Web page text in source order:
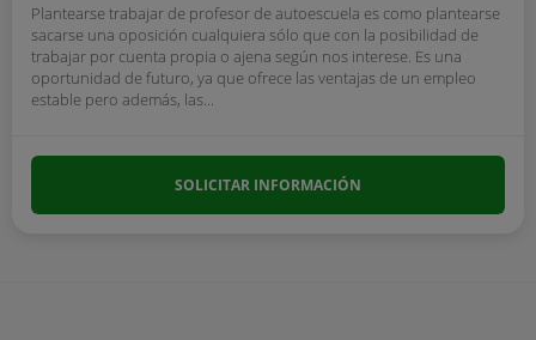
Plantearse trabajar de profesor de autoescuela es como plantearse
sacarse una oposición cualquiera sólo que con la posibilidad de
trabajar por cuenta propia o ajena según nos interese. Es una
oportunidad de futuro, ya que ofrece las ventajas de un empleo
estable pero además, las...
SOLICITAR INFORMACIÓN